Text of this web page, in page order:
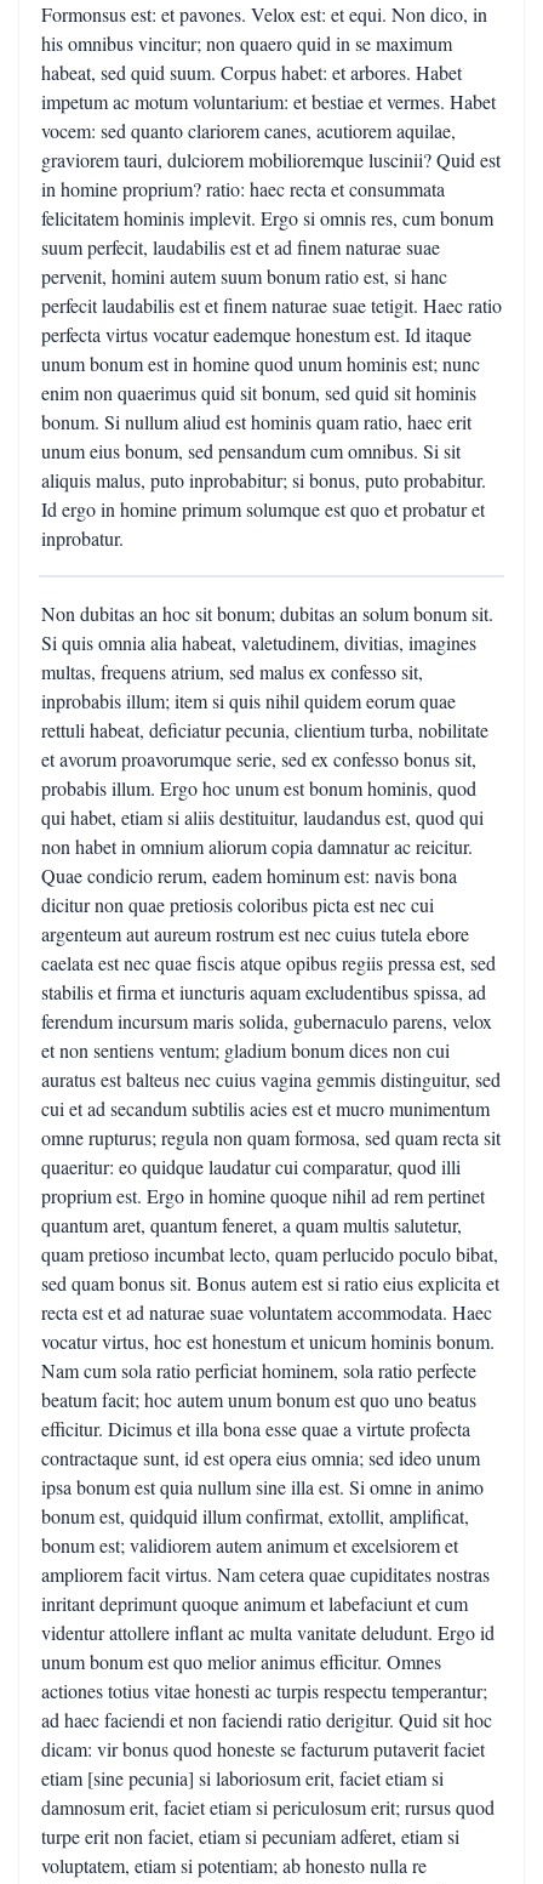
Formonsus est: et pavones. Velox est: et equi. Non dico, in
his omnibus vincitur; non quaero quid in se maximum
habeat, sed quid suum. Corpus habet: et arbores. Habet
impetum ac motum voluntarium: et bestiae et vermes. Habet
vocem: sed quanto clariorem canes, acutiorem aquilae,
graviorem tauri, dulciorem mobilioremque luscinii? Quid est
in homine proprium? ratio: haec recta et consummata
felicitatem hominis implevit. Ergo si omnis res, cum bonum
suum perfecit, laudabilis est et ad finem naturae suae
pervenit, homini autem suum bonum ratio est, si hanc
perfecit laudabilis est et finem naturae suae tetigit. Haec ratio
perfecta virtus vocatur eademque honestum est. Id itaque
unum bonum est in homine quod unum hominis est; nunc
enim non quaerimus quid sit bonum, sed quid sit hominis
bonum. Si nullum aliud est hominis quam ratio, haec erit
unum eius bonum, sed pensandum cum omnibus. Si sit
aliquis malus, puto inprobabitur; si bonus, puto probabitur.
Id ergo in homine primum solumque est quo et probatur et
inprobatur.
Non dubitas an hoc sit bonum; dubitas an solum bonum sit.
Si quis omnia alia habeat, valetudinem, divitias, imagines
multas, frequens atrium, sed malus ex confesso sit,
inprobabis illum; item si quis nihil quidem eorum quae
rettuli habeat, deficiatur pecunia, clientium turba, nobilitate
et avorum proavorumque serie, sed ex confesso bonus sit,
probabis illum. Ergo hoc unum est bonum hominis, quod
qui habet, etiam si aliis destituitur, laudandus est, quod qui
non habet in omnium aliorum copia damnatur ac reicitur.
Quae condicio rerum, eadem hominum est: navis bona
dicitur non quae pretiosis coloribus picta est nec cui
argenteum aut aureum rostrum est nec cuius tutela ebore
caelata est nec quae fiscis atque opibus regiis pressa est, sed
stabilis et firma et iuncturis aquam excludentibus spissa, ad
ferendum incursum maris solida, gubernaculo parens, velox
et non sentiens ventum; gladium bonum dices non cui
auratus est balteus nec cuius vagina gemmis distinguitur, sed
cui et ad secandum subtilis acies est et mucro munimentum
omne rupturus; regula non quam formosa, sed quam recta sit
quaeritur: eo quidque laudatur cui comparatur, quod illi
proprium est. Ergo in homine quoque nihil ad rem pertinet
quantum aret, quantum feneret, a quam multis salutetur,
quam pretioso incumbat lecto, quam perlucido poculo bibat,
sed quam bonus sit. Bonus autem est si ratio eius explicita et
recta est et ad naturae suae voluntatem accommodata. Haec
vocatur virtus, hoc est honestum et unicum hominis bonum.
Nam cum sola ratio perficiat hominem, sola ratio perfecte
beatum facit; hoc autem unum bonum est quo uno beatus
efficitur. Dicimus et illa bona esse quae a virtute profecta
contractaque sunt, id est opera eius omnia; sed ideo unum
ipsa bonum est quia nullum sine illa est. Si omne in animo
bonum est, quidquid illum confirmat, extollit, amplificat,
bonum est; validiorem autem animum et excelsiorem et
ampliorem facit virtus. Nam cetera quae cupiditates nostras
inritant deprimunt quoque animum et labefaciunt et cum
videntur attollere inflant ac multa vanitate deludunt. Ergo id
unum bonum est quo melior animus efficitur. Omnes
actiones totius vitae honesti ac turpis respectu temperantur;
ad haec faciendi et non faciendi ratio derigitur. Quid sit hoc
dicam: vir bonus quod honeste se facturum putaverit faciet
etiam [sine pecunia] si laboriosum erit, faciet etiam si
damnosum erit, faciet etiam si periculosum erit; rursus quod
turpe erit non faciet, etiam si pecuniam adferet, etiam si
voluptatem, etiam si potentiam; ab honesto nulla re